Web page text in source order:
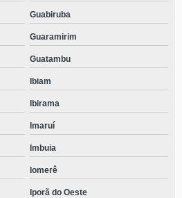
Guabiruba
Guaramirim
Guatambu
Ibiam
Ibirama
Imaruí
Imbuia
Iomerê
Iporã do Oeste